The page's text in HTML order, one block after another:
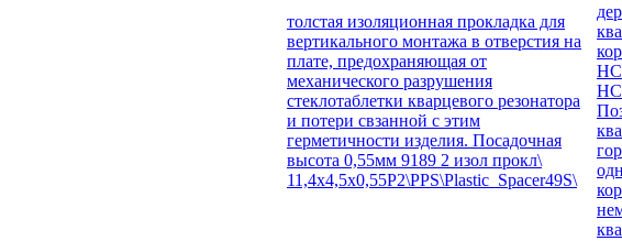
толстая изоляционная прокладка для
вертикального монтажа в отверстия на
плате, предохраняющая от
механического разрушения
стеклотаблетки кварцевого резонатора
и потери свзанной с этим
герметичности изделия. Посадочная
высота 0,55мм 9189 2 изол прокл\
11,4x4,5x0,55P2\PPS\Plastic_Spacer49S\